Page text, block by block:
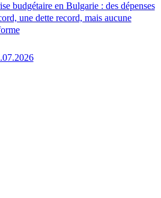
budgétaire en Bulgarie : des dépenses
une dette record, mais aucune